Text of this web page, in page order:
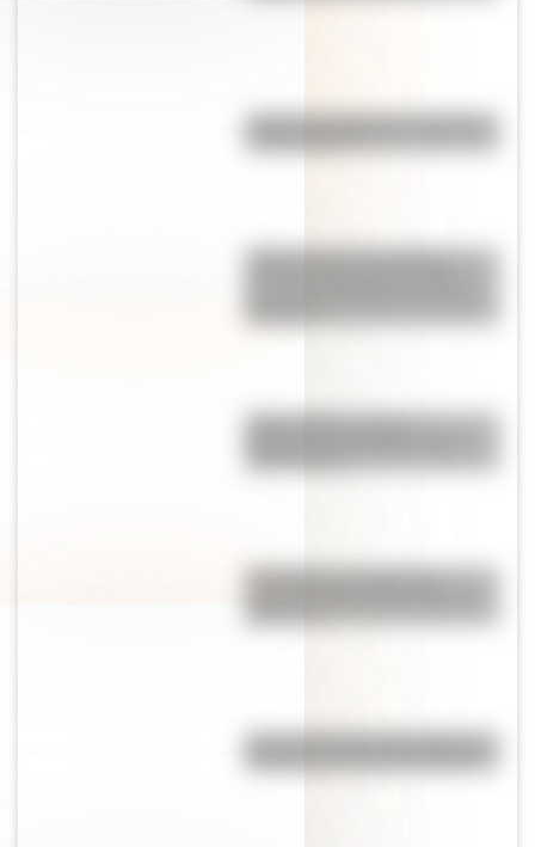
¿Cuál es el origen de la palabra
¿Sabías que en la película
Mapa político y físico:
diferenciarlos
El campo y la ciudad: las
Así se conocieron Remedios de